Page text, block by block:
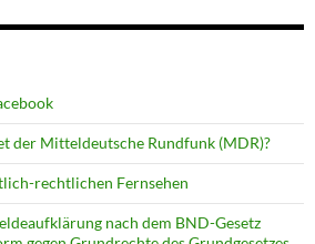
der Mitteldeutsche Rundfunk (MDR)?
rechtlichen Fernsehen
nach dem BND-Gesetz